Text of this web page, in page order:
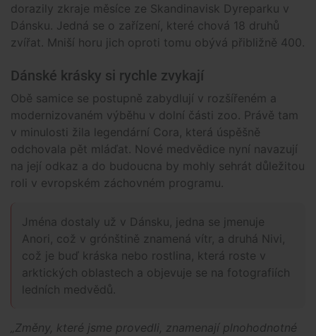
dorazily zkraje měsíce ze Skandinavisk Dyreparku v
Dánsku. Jedná se o zařízení, které chová 18 druhů
zvířat. Mniší horu jich oproti tomu obývá přibližně 400.
Dánské krásky si rychle zvykají
Obě samice se postupně zabydlují v rozšířeném a
modernizovaném výběhu v dolní části zoo. Právě tam
v minulosti žila legendární Cora, která úspěšně
odchovala pět mláďat. Nové medvědice nyní navazují
na její odkaz a do budoucna by mohly sehrát důležitou
roli v evropském záchovném programu.
Jména dostaly už v Dánsku, jedna se jmenuje
Anori, což v grónštině znamená vítr, a druhá Nivi,
což je buď kráska nebo rostlina, která roste v
arktických oblastech a objevuje se na fotografiích
ledních medvědů.
„Změny, které jsme provedli, znamenají plnohodnotné